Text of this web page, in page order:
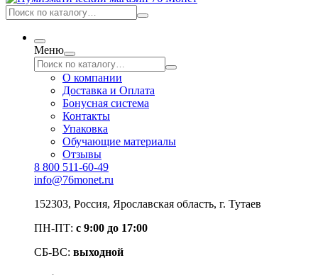
Меню
О компании
Доставка и Оплата
Бонусная система
Контакты
Упаковка
Обучающие материалы
Отзывы
8 800 511-60-49
info@76monet.ru
152303, Россия, Ярославская область, г. Тутаев
ПН-ПТ: с 9:00 до 17:00
СБ-ВС: выходной